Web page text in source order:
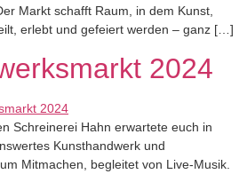
Markt schafft Raum, in dem Kunst,
erlebt und gefeiert werden – ganz […]
2024
Schreinerei Hahn erwartete euch in
Kunsthandwerk und
Mitmachen, begleitet von Live-Musik.